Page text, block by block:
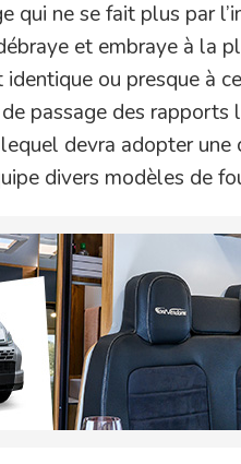
qui ne se fait plus par
et embraye à la
ou presque à
passage des
devra adopter
divers modèles de